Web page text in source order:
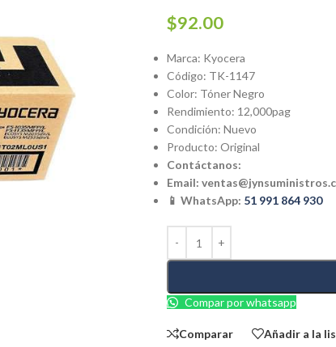
$92.00
Marca: Kyocera
Código: TK-1147
Color: Tóner Negro
Rendimiento: 12,000pag
Condición: Nuevo
Producto: Original
Contáctanos:
Email:
📱 WhatsApp: 51 991 864 930
Compar por whatsapp
Comparar Añadir a la